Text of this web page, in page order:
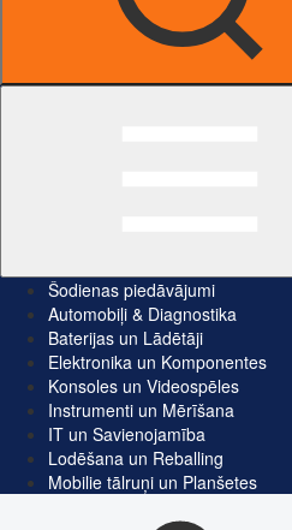
Šodienas piedāvājumi
Automobiļi & Diagnostika
Baterijas un Lādētāji
Elektronika un Komponentes
Konsoles un Videospēles
Instrumenti un Mērīšana
IT un Savienojamība
Lodēšana un Reballing
Mobilie tālruņi un Planšetes